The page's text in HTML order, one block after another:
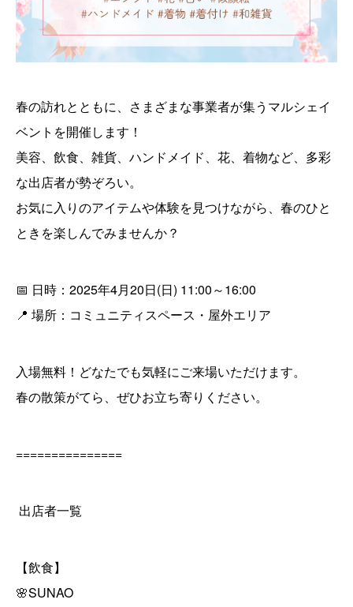
春の訪れとともに、さまざまな事業者が集うマルシェイ
ベントを開催します！
美容、飲食、雑貨、ハンドメイド、花、着物など、多彩
な出店者が勢ぞろい。
お気に入りのアイテムや体験を見つけながら、春のひと
ときを楽しんでみませんか？
📅 日時：2025年4月20日(日) 11:00～16:00
📍 場所：コミュニティスペース・屋外エリア
入場無料！どなたでも気軽にご来場いただけます。
春の散策がてら、ぜひお立ち寄りください。
===============
出店者一覧
【飲食】
🌸SUNAO